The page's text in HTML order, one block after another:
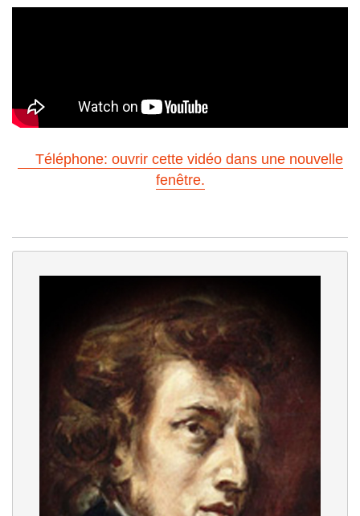
Téléphone: ouvrir cette vidéo dans une nouvelle
fenêtre.